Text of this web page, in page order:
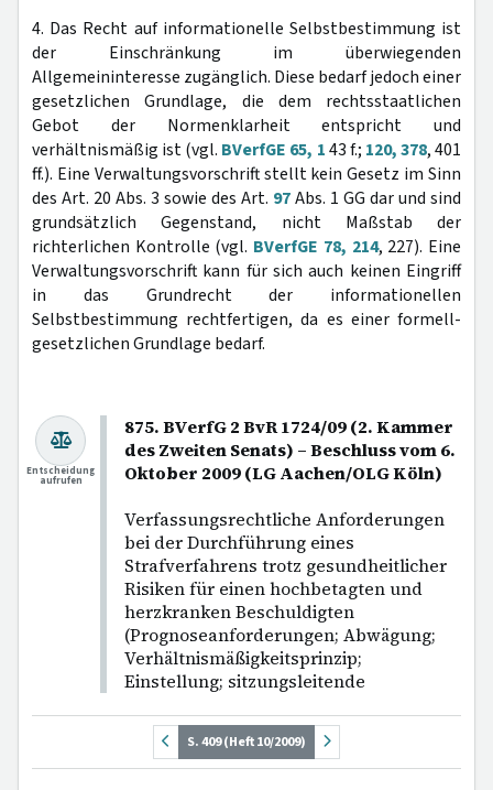
4. Das Recht auf informationelle Selbstbestimmung ist
der Einschränkung im überwiegenden
Allgemeininteresse zugänglich. Diese bedarf jedoch einer
gesetzlichen Grundlage, die dem rechtsstaatlichen
Gebot der Normenklarheit entspricht und
verhältnismäßig ist (vgl. BVerfGE 65, 143 f.; 120, 378, 401
ff.). Eine Verwaltungsvorschrift stellt kein Gesetz im Sinn
des Art. 20 Abs. 3 sowie des Art. 97Abs. 1 GG dar und sind
grundsätzlich Gegenstand, nicht Maßstab der
richterlichen Kontrolle (vgl. BVerfGE 78, 214, 227). Eine
Verwaltungsvorschrift kann für sich auch keinen Eingriff
in das Grundrecht der informationellen
Selbstbestimmung rechtfertigen, da es einer formell-
gesetzlichen Grundlage bedarf.
875. BVerfG 2 BvR 1724/09 (2. Kammer
des Zweiten Senats) – Beschluss vom 6.
Oktober 2009 (LG Aachen/OLG Köln)
Verfassungsrechtliche Anforderungen
bei der Durchführung eines
Strafverfahrens trotz gesundheitlicher
Risiken für einen hochbetagten und
herzkranken Beschuldigten
(Prognoseanforderungen; Abwägung;
Verhältnismäßigkeitsprinzip;
Einstellung; sitzungsleitende
Entscheidung
aufrufen
S. 409 (Heft 10/2009)